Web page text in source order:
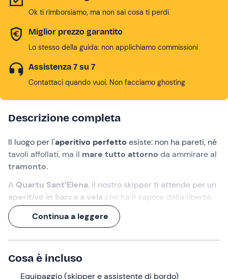
Ok ti rimborsiamo, ma non sai cosa ti perdi
Miglior prezzo garantito
Lo stesso della guida: non applichiamo commissioni
Assistenza 7 su 7
Contattaci quando vuoi. Non facciamo ghosting
Descrizione completa
Il luogo per l'aperitivo perfetto esiste: non ha pareti, né
tavoli affollati, ma il mare tutto attorno da ammirare al
tramonto.
A Quartu Sant’Elena, il nostro skipper ti attende per un
aperitivo in barca a vela che ha il sapore della libertà:
navigherai nelGolfo degli Angeli
per tuffarti nelle baie illuminate dalla luce calda del sole
esperienza di 3 ore
compagnia!
Continua a leggere
Cosa è incluso
Equipaggio (skipper e assistente di bordo)